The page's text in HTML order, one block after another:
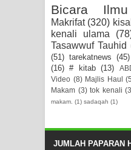
Bicara Ilmu
Makrifat (320)
kenali ulama
Tasawwuf Tauhid
(51) tarekatnews (45)
(16) # kitab (13)
Video (8) Majlis Haul
Makam (3) tok kenali
makam. (1) sadaqah (1)
JUMLAH PAPARAN